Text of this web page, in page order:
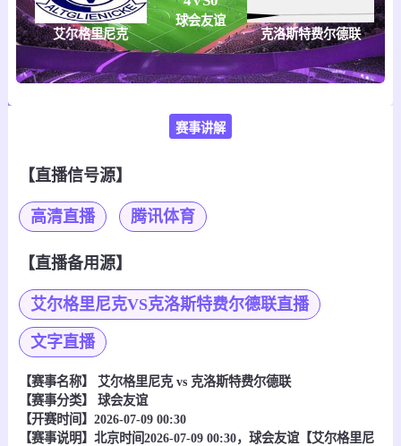
艾尔格里尼克
球会友谊
克洛斯特费尔德联
赛事讲解
【直播信号源】
高清直播 腾讯体育
【直播备用源】
艾尔格里尼克VS克洛斯特费尔德联直播
文字直播
【赛事名称】 艾尔格里尼克 vs 克洛斯特费尔德联
【赛事分类】 球会友谊
【开赛时间】2026-07-09 00:30
【赛事说明】北京时间2026-07-09 00:30，球会友谊【艾尔格里尼